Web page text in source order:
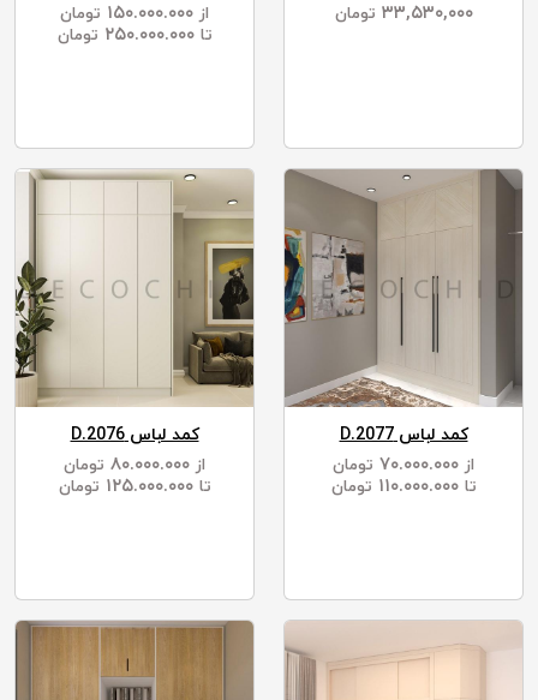
۳۳,۵۳۰,۰۰۰ تومان
کمد لباس D.2076
از
تومان
تا ۱۲۵.۰۰۰.۰۰۰ تومان
کمد لباس D.2077
از
تومان
تا ۱۱۰.۰۰۰.۰۰۰ تومان
از
تومان
تا ۲۵۰.۰۰۰.۰۰۰ تومان